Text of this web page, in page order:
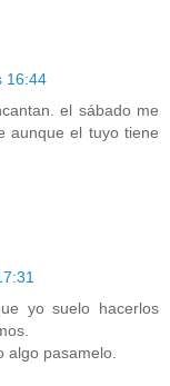
16:44
el sábado me
aunque el tuyo tiene
yo suelo hacerlos
algo pasamelo.